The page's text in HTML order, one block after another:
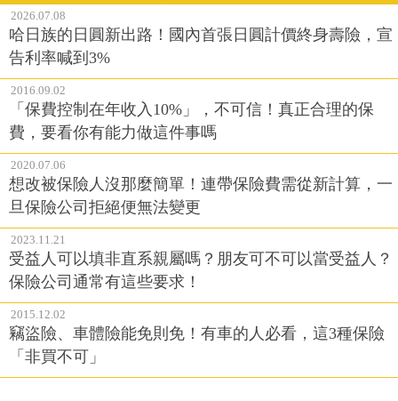
2026.07.08
哈日族的日圓新出路！國內首張日圓計價終身壽險，宣
告利率喊到3%
2016.09.02
「保費控制在年收入10%」，不可信！真正合理的保
費，要看你有能力做這件事嗎
2020.07.06
想改被保險人沒那麼簡單！連帶保險費需從新計算，一
旦保險公司拒絕便無法變更
2023.11.21
受益人可以填非直系親屬嗎？朋友可不可以當受益人？
保險公司通常有這些要求！
2015.12.02
竊盜險、車體險能免則免！有車的人必看，這3種保險
「非買不可」